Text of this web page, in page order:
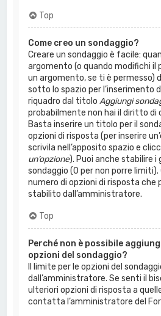
Top
Come creo un sondaggio?
Creare un sondaggio è facile:
argomento (o quando modifichi il
un argomento, se ti è permesso)
sotto lo spazio per l’inserimento
riquadro dal titoloAggiungi
probabilmente non hai il diritto di
Basta inserire un titolo per il
opzioni di risposta (per inserire
scrivila nell’apposito spazio e
un’opzione). Puoi anche stabilire i
sondaggio (0 per non porre limiti).
numero di opzioni di risposta che
stabilito dall’amministratore.
Top
Perché non è possibile
opzioni del sondaggio?
Il limite per le opzioni del
dall’amministratore. Se senti il
ulteriori opzioni di risposta a
contatta l’amministratore del